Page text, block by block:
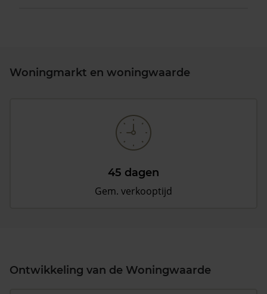
Woningmarkt en woningwaarde
45 dagen
Gem. verkooptijd
Ontwikkeling van de Woningwaarde